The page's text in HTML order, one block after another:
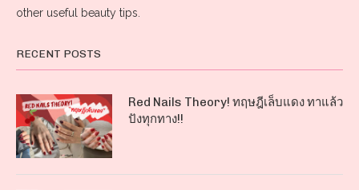
other useful beauty tips.
RECENT POSTS
Red Nails Theory! ทฤษฎีเล็บแดง ทาแล้ว
ปังทุกทาง!!